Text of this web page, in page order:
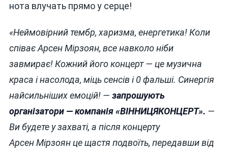
нота влучать прямо у серце!
«Неймовірний тембр, харизма, енергетика! Коли
співає АрсенМірзоян, все навколо ніби
завмирає! Кожний його концерт — це музична
краса і насолода, міць сенсів і 0 фальші. Синергія
найсильніших емоцій! — запрошують
організатори — компанія «ВІННИЦЯКОНЦЕРТ». —
Ви будете у захваті, а після концерту
АрсенМірзоянце щастя подвоїть, передавши від